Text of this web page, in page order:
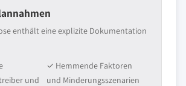
enthält eine explizite Dokumentation
und
✓ Hemmende Faktoren
und Minderungsszenarien